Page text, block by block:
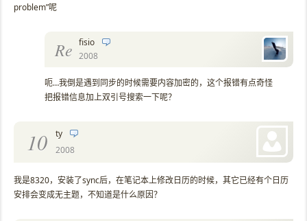
problem”呢
Re fisio
2008
呃…我倒是遇到同步的时候需要内容加密的，这个报错有点奇怪
把报错信息加上双引号搜索一下呢？
10
ty
2008
我是8320，安装了sync后，在笔记本上修改日历的时候，其它已经有个日历
安排会变成无主题，不知道是什么原因？